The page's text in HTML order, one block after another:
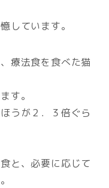
しています。
療法食を食べた猫
す。
うが２．３倍ぐら
と、必要に応じて